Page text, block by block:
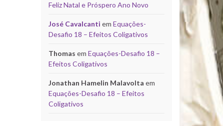
Feliz Natal e Próspero Ano Novo
José Cavalcanti em Equações-
Desafio 18 – Efeitos Coligativos
Thomas em Equações-Desafio 18 –
Efeitos Coligativos
Jonathan Hamelin Malavolta em
Equações-Desafio 18 – Efeitos
Coligativos